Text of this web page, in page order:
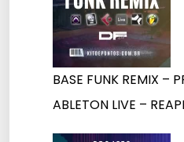
BASE FUNK REMIX –
ABLETON LIVE –